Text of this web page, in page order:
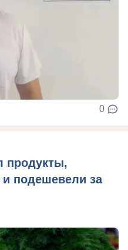
0
продукты,
подешевели за